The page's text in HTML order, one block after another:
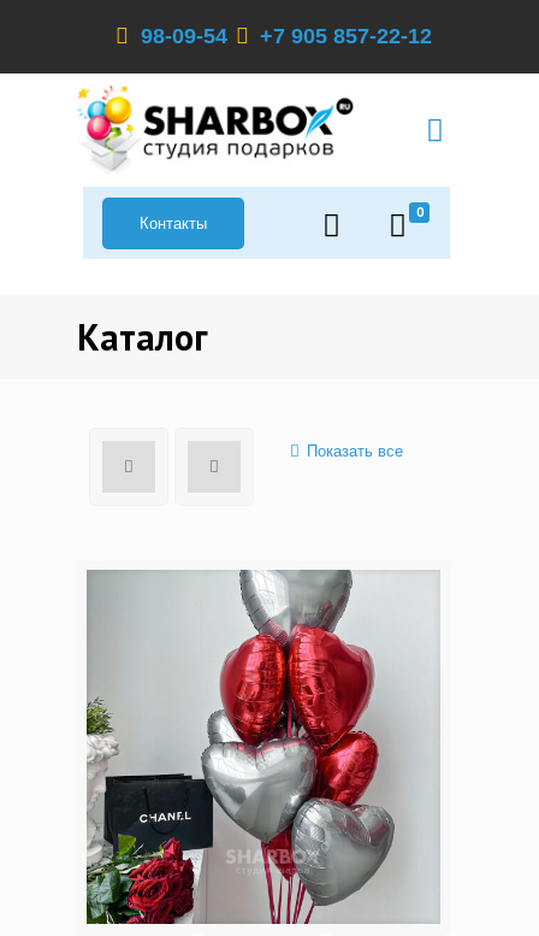
98-09-54 +7 905 857-22-12
0
Контакты
Каталог
Показать все